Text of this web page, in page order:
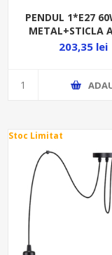
PENDUL 1*E27
METAL+STICLA
203,35 lei
Stoc Limitat